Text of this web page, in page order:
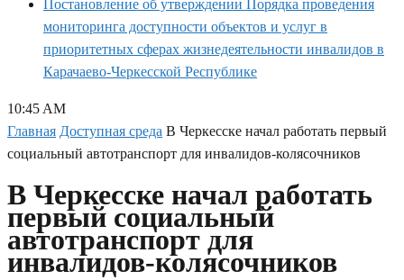
Постановление об утверждении Порядка проведения
мониторинга доступности объектов и услуг в
приоритетных сферах жизнедеятельности инвалидов в
Карачаево-Черкесской Республике
10:45 AM
Главная Доступная среда В Черкесске начал работать первый
социальный автотранспорт для инвалидов-колясочников
В Черкесске начал работать
первый социальный
автотранспорт для
инвалидов-колясочников